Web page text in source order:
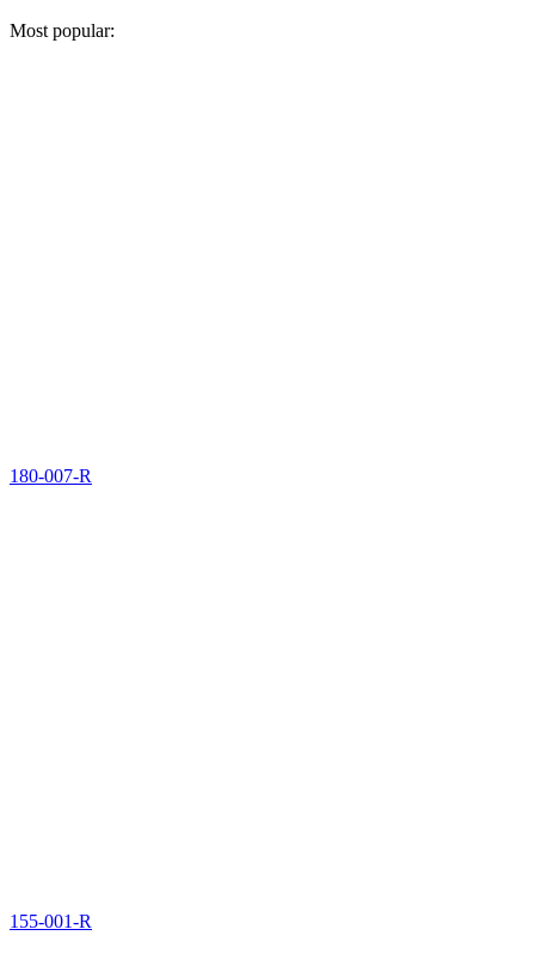
Most popular:
180-007-R
155-001-R